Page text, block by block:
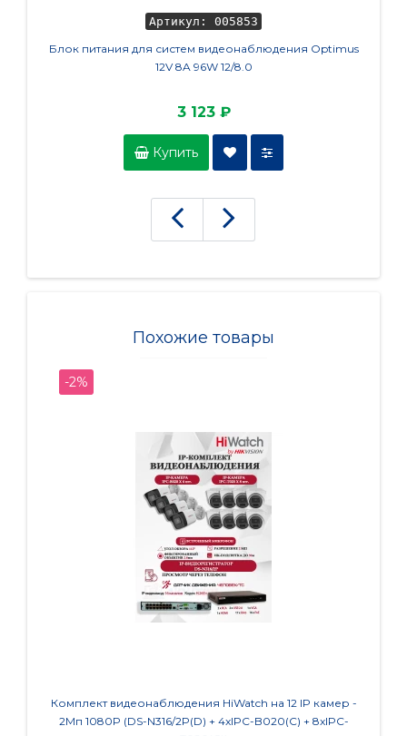
Артикул: 005853
Блок питания для систем видеонаблюдения Optimus
12V 8A 96W 12/8.0
3 123 ₽
Купить
Похожие товары
-2%
Комплект видеонаблюдения HiWatch на 12 IP камер -
2Мп 1080P (DS-N316/2P(D) + 4xIPC-B020(C) + 8xIPC-